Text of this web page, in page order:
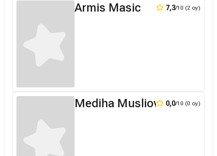
Armis Masic 7,3/10 (2 oy)
Mediha Musliovic0,0/10 (0 oy)